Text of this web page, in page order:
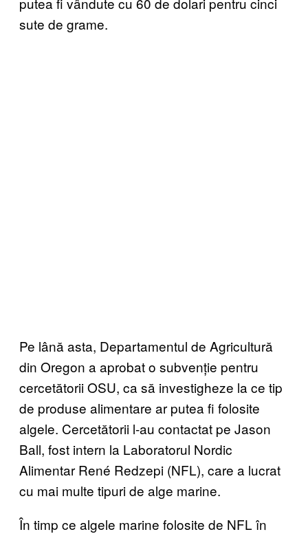
sute de grame.
Pe lână asta, Departamentul de Agricultură
din Oregon a aprobat o subvenție pentru
cercetătorii OSU, ca să investigheze la ce tip
de produse alimentare ar putea fi folosite
algele. Cercetătorii l-au contactat pe Jason
Ball, fost intern la Laboratorul Nordic
Alimentar René Redzepi (NFL), care a lucrat
cu mai multe tipuri de alge marine.
În timp ce algele marine folosite de NFL în